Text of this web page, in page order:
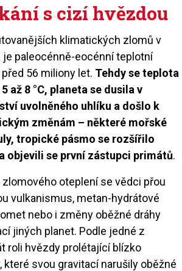
s cizí hvězdou
klimatických zlomů v
paleocénně-eocénní teplotní
56 miliony let. Tehdy se teplota
až 8 °C, planeta se dusila v
uvolněného uhlíku a došlo k
změnám – některé mořské
tropické pásmo se rozšířilo
objevili se první zástupci primátů.
oteplení se vědci přou
vulkanismus, metan-hydrátové
nebo i změny oběžné dráhy
jiných planet. Podle jedné z
roli hvězdy prolétající blízko
které svou gravitací narušily oběžné